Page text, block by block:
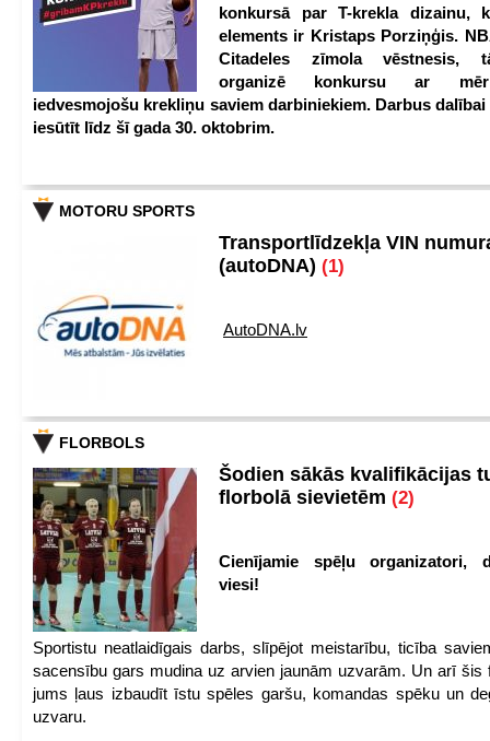
konkursā par T-krekla dizainu,
elements ir Kristaps Porziņģis.
Citadeles zīmola vēstnesis,
organizē konkursu ar
iedvesmojošu krekliņu saviem darbiniekiem. Darbus
iesūtīt līdz šī gada 30. oktobrim.
MOTORU SPORTS
Transportlīdzekļa VIN
(autoDNA) (1)
AutoDNA.lv
FLORBOLS
Šodien sākās kvalifikācijas
florbolā sievietēm (2)
Cienījamie spēļu organizatori,
viesi!
Sportistu neatlaidīgais darbs, slīpējot meistarību, ticība
sacensību gars mudina uz arvien jaunām uzvarām. Un arī šis
jums ļaus izbaudīt īstu spēles garšu, komandas spēku un
uzvaru.